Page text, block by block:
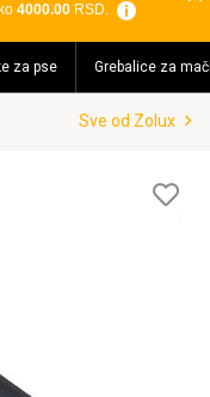
4000.00RSD.
za pse Grebalice za
Sve od Zolux